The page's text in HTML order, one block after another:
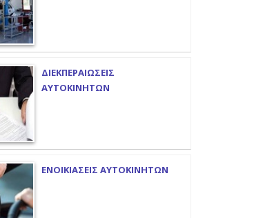
ΔΙΕΚΠΕΡΑΙΩΣΕΙΣ
ΑΥΤΟΚΙΝΗΤΩΝ
ΕΝΟΙΚΙΑΣΕΙΣ ΑΥΤΟΚΙΝΗΤΩΝ